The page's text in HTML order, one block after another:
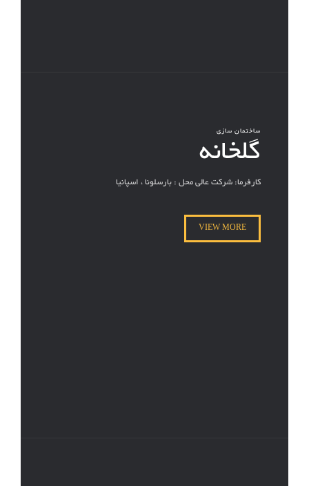
ساختمان سازی
گلخانه
کارفرما: شرکت عالی محل : بارسلونا ، اسپانیا
VIEW MORE